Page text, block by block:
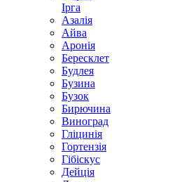
Ірга
Азалія
Айва
Аронія
Бересклет
Будлея
Бузина
Бузок
Бирючина
Виноград
Гліцинія
Гортензія
Гібіскус
Дейція